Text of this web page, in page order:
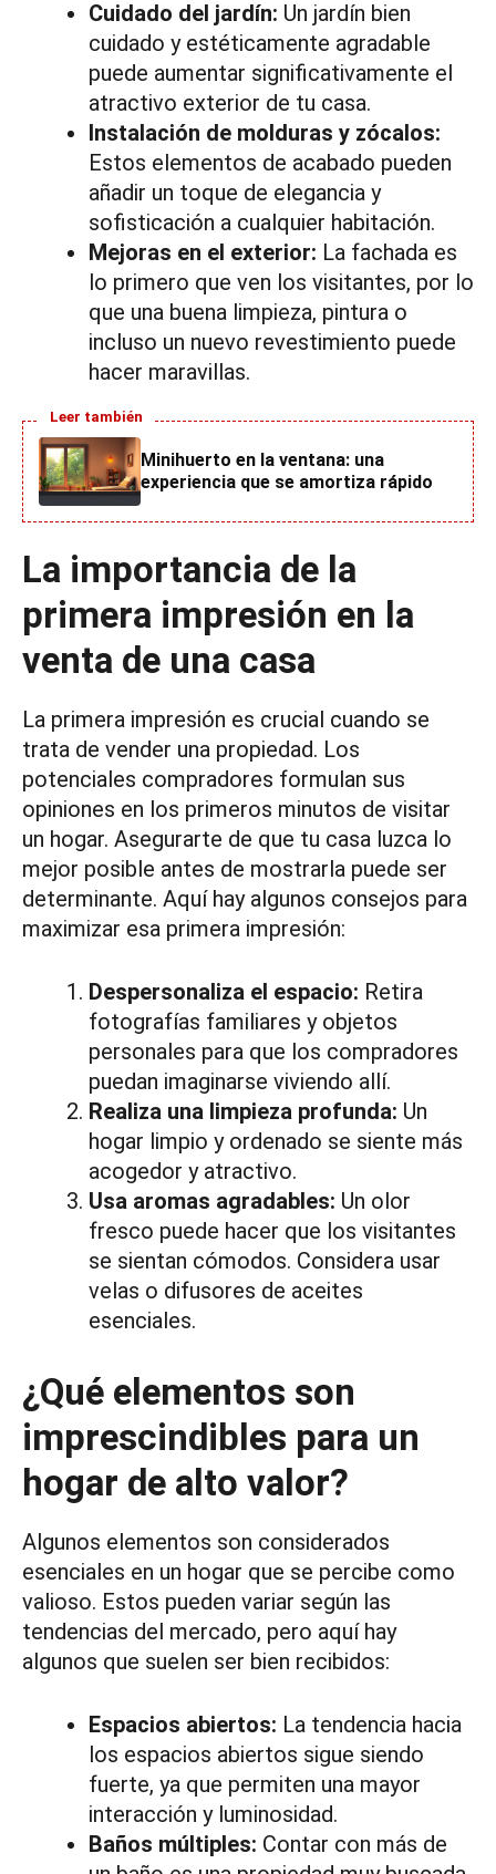
Cuidado del jardín: Un jardín bien
cuidado y estéticamente agradable
puede aumentar significativamente el
atractivo exterior de tu casa.
Instalación de molduras y zócalos:
Estos elementos de acabado pueden
añadir un toque de elegancia y
sofisticación a cualquier habitación.
Mejoras en el exterior: La fachada es
lo primero que ven los visitantes, por lo
que una buena limpieza, pintura o
incluso un nuevo revestimiento puede
hacer maravillas.
Leer también
Minihuerto en la ventana: una
experiencia que se amortiza rápido
La importancia de la
primera impresión en la
venta de una casa
La primera impresión es crucial cuando se
trata de vender una propiedad. Los
potenciales compradores formulan sus
opiniones en los primeros minutos de visitar
un hogar. Asegurarte de que tu casa luzca lo
mejor posible antes de mostrarla puede ser
determinante. Aquí hay algunos consejos para
maximizar esa primera impresión:
Despersonaliza el espacio: Retira
fotografías familiares y objetos
personales para que los compradores
puedan imaginarse viviendo allí.
Realiza una limpieza profunda: Un
hogar limpio y ordenado se siente más
acogedor y atractivo.
Usa aromas agradables: Un olor
fresco puede hacer que los visitantes
se sientan cómodos. Considera usar
velas o difusores de aceites
esenciales.
¿Qué elementos son
imprescindibles para un
hogar de alto valor?
Algunos elementos son considerados
esenciales en un hogar que se percibe como
valioso. Estos pueden variar según las
tendencias del mercado, pero aquí hay
algunos que suelen ser bien recibidos:
Espacios abiertos: La tendencia hacia
los espacios abiertos sigue siendo
fuerte, ya que permiten una mayor
interacción y luminosidad.
Baños múltiples: Contar con más de